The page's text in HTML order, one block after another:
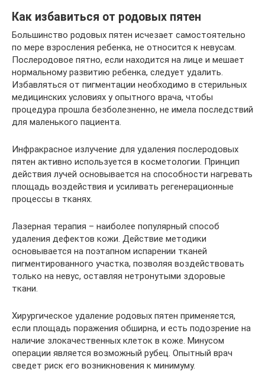
Как избавиться от родовых пятен
Большинство родовых пятен исчезает самостоятельно
по мере взросления ребенка, не относится к невусам.
Послеродовое пятно, если находится на лице и мешает
нормальному развитию ребенка, следует удалить.
Избавляться от пигментации необходимо в стерильных
медицинских условиях у опытного врача, чтобы
процедура прошла безболезненно, не имела последствий
для маленького пациента.
Инфракрасное излучение для удаления послеродовых
пятен активно используется в косметологии. Принцип
действия лучей основывается на способности нагревать
площадь воздействия и усиливать регенерационные
процессы в тканях.
Лазерная терапия – наиболее популярный способ
удаления дефектов кожи. Действие методики
основывается на поэтапном испарении тканей
пигментированного участка, позволяя воздействовать
только на невус, оставляя нетронутыми здоровые
ткани.
Хирургическое удаление родовых пятен применяется,
если площадь поражения обширна, и есть подозрение на
наличие злокачественных клеток в коже. Минусом
операции является возможный рубец. Опытный врач
сведет риск его возникновения к минимуму.